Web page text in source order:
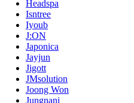
Headspa
Isntree
Iyoub
J:ON
Japonica
Jayjun
Jigott
JMsolution
Joong Won
Jungnani